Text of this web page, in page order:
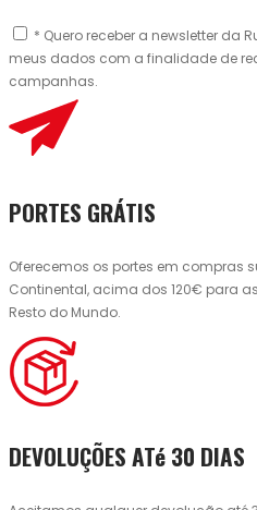
* Quero receber a newsletter da
meus dados com a finalidade de
campanhas.
PORTES GRÁTIS
Oferecemos os portes em compras
Continental, acima dos 120€ para
Resto do Mundo.
DEVOLUÇÕES ATé 30 DIAS